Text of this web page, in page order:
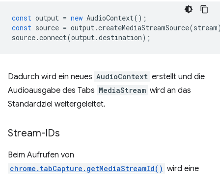
const output = new AudioContext();
const source = output.createMediaStreamSource(stream
source.connect(output.destination);
Dadurch wird ein neues AudioContext erstellt und die
Audioausgabe des Tabs MediaStream wird an das
Standardziel weitergeleitet.
Stream-IDs
Beim Aufrufen von
chrome.tabCapture.getMediaStreamId() wird eine